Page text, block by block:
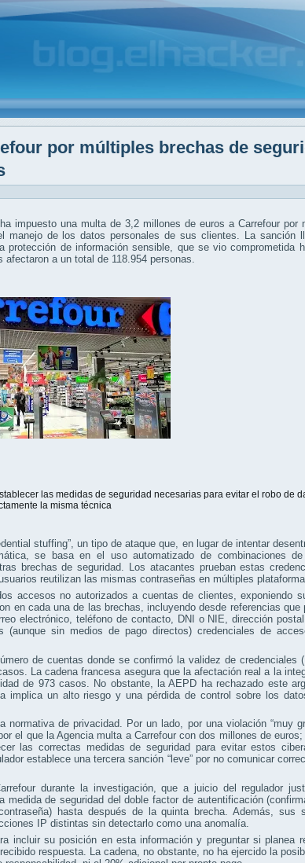
por múltiples brechas de
impuesto una multa de 3,2 millones de euros a Carrefour por
manejo de los datos personales de sus clientes. La sanción
de información sensible, que se vio comprometida
a un total de 118.954 personas.
las medidas de seguridad necesarias para evitar el robo de
la misma técnica
stuffing”, un tipo de ataque que, en lugar de intentar
se basa en el uso automatizado de combinaciones de
brechas de seguridad. Los atacantes prueban estas
reutilizan las mismas contraseñas en múltiples
accesos no autorizados a cuentas de clientes, exponiendo
en cada una de las brechas, incluyendo desde referencias que
electrónico, teléfono de contacto, DNI o NIE, dirección
(aunque sin medios de pago directos) credenciales de
de cuentas donde se confirmó la validez de credenciales
La cadena francesa asegura que la afectación real a la
de 973 casos. No obstante, la AEPD ha rechazado este
implica un alto riesgo y una pérdida de control sobre los
de privacidad. Por un lado, por una violación “muy
el que la Agencia multa a Carrefour con dos millones de
las correctas medidas de seguridad para evitar estos
establece una tercera sanción “leve” por no comunicar
durante la investigación, que a juicio del regulador
de seguridad del doble factor de autentificación
hasta después de la quinta brecha. Además, sus
IP distintas sin detectarlo como una anomalía.
incluir su posición en esta información y preguntar si planea
respuesta. La cadena, no obstante, no ha ejercido la